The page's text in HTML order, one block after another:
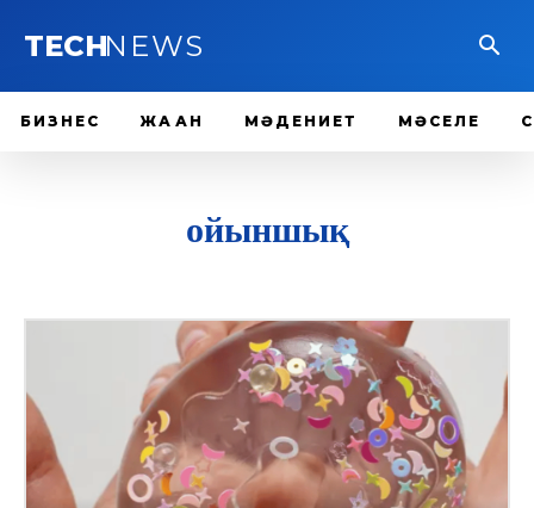
TECHNEWS
БИЗНЕС ЖАҺАН МӘДЕНИЕТ МӘСЕЛЕ
ойыншық